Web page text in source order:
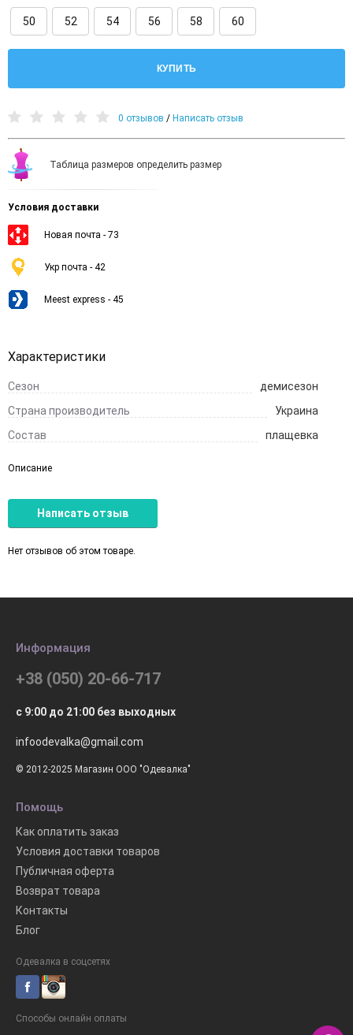
50 52 54 56 58 60
КУПИТЬ
0 отзывов / Написать отзыв
Таблица размеров определить размер
Условия доставки
Новая почта - 73
Укр почта - 42
Meest express - 45
Характеристики
Сезон
демисезон
Страна производитель
Украина
Состав
плащевка
Описание
Написать отзыв
Нет отзывов об этом товаре.
Информация
+38 (050) 20-66-717
с 9:00 до 21:00 без выходных
infoodevalka@gmail.com
© 2012-2025 Магазин ООО "Одевалка"
Помощь
Как оплатить заказ
Условия доставки товаров
Публичная оферта
Возврат товара
Контакты
Блог
Одевалка в соцсетях
Способы онлайн оплаты